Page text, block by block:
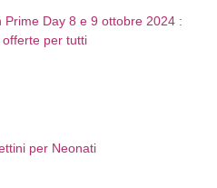
Prime Day 8 e 9 ottobre 2024 :
per tutti
per Neonati